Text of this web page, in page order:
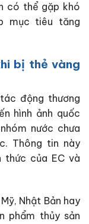
có thể gặp khó
mục tiêu tăng
bị thẻ vàng
động thương
hình ảnh quốc
nước chưa
Thông tin này
thức của EC và
Nhật Bản hay
phẩm thủy sản